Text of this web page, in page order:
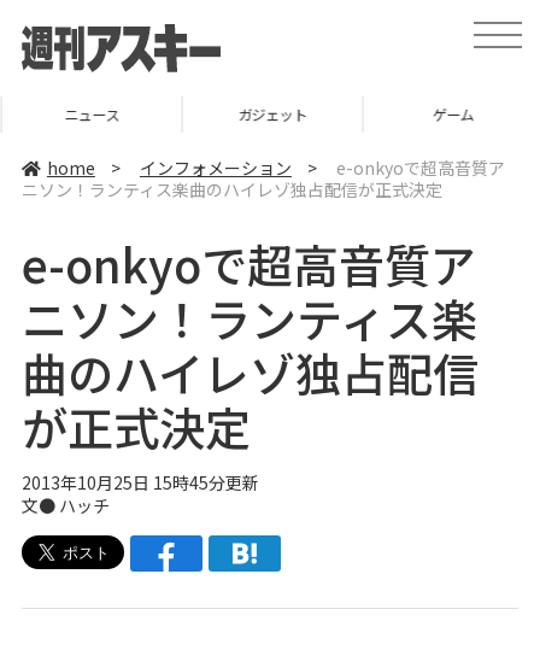
t
o
v
ニュース ガジェット ゲーム
home > インフォメーション >
e-onkyoで超高音質ア
ニソン！ランティス楽曲のハイレゾ独占配信が正式決定
e-onkyoで超高音質ア
ニソン！ランティス楽
曲のハイレゾ独占配信
が正式決定
2013年10月25日 15時45分更新
文● ハッチ